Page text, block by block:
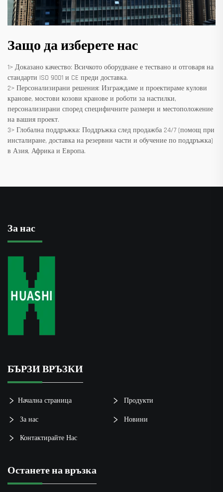
Защо да изберете нас
1> Доказано качество: Всичкото оборудване е тествано и отговаря на
стандарти ISO 9001 и CE преди доставка.
2> Персонализирани решения: Изграждаме и проектираме кулови
кранове, мостови козови кранове и роботи за настилки,
персонализирани според специфичните размери и местоположение
на вашия проект.
3> Глобална поддръжка: Поддръжка след продажба 24/7 (помощ при
инсталиране, доставка на резервни части и обучение по поддръжка)
в Азия, Африка и Европа.
За нас
БЪРЗИ ВРЪЗКИ
Начална страница Продукти
За нас Новини
Контактирайте Нас
Останете на връзка